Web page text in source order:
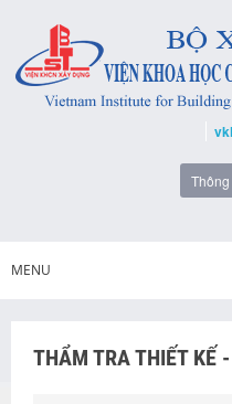
MENU
THẨM TRA THIẾT KẾ